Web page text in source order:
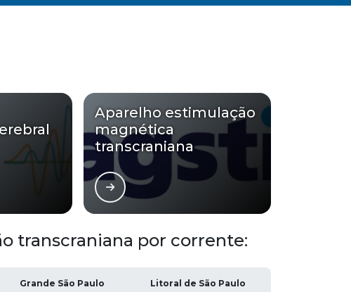
Aparelho estimulação
magnética
transcraniana
transcraniana por corrente:
Grande São Paulo Litoral de São Paulo